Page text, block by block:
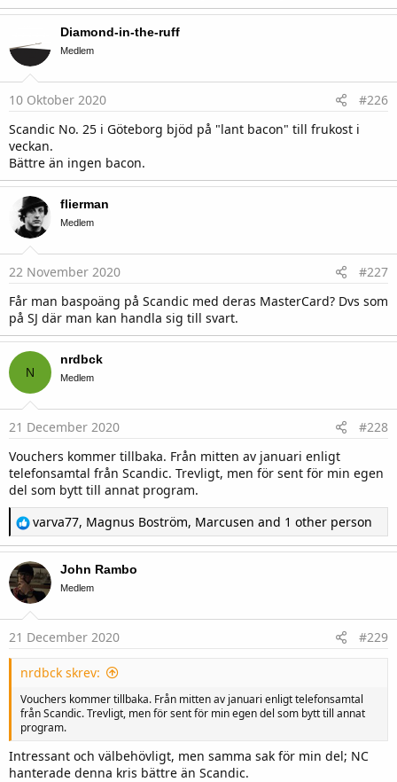
Diamond-in-the-ruff
Medlem
10 Oktober 2020
#226
Scandic No. 25 i Göteborg bjöd på "lant bacon" till frukost i
veckan.
Bättre än ingen bacon.
flierman
Medlem
22 November 2020
#227
Får man baspoäng på Scandic med deras MasterCard? Dvs som
på SJ där man kan handla sig till svart.
N
nrdbck
Medlem
21 December 2020
#228
Vouchers kommer tillbaka. Från mitten av januari enligt
telefonsamtal från Scandic. Trevligt, men för sent för min egen
del som bytt till annat program.
R
a
c
t
i
o
:
varva77, Magnus Boström, Marcusen and 1 other person
John Rambo
Medlem
21 December 2020 #229
nrdbck skrev:
Vouchers kommer tillbaka. Från mitten av januari enligt telefonsamtal
från Scandic. Trevligt, men för sent för min egen del som bytt till annat
program.
Intressant och välbehövligt, men samma sak för min del; NC
hanterade denna kris bättre än Scandic.